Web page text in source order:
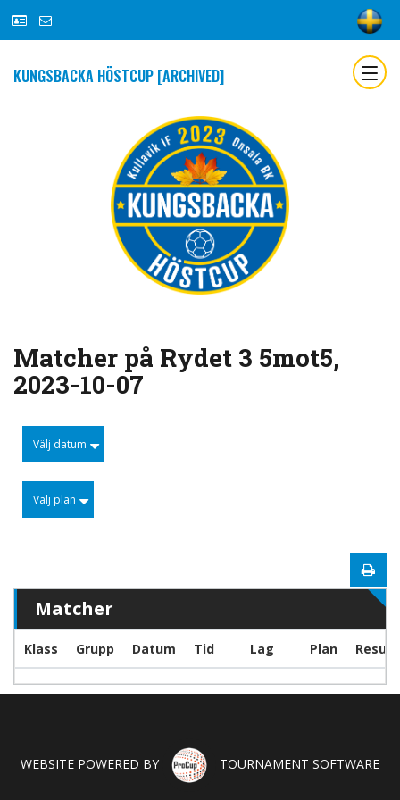
KUNGSBACKA HÖSTCUP [ARCHIVED]
Matcher på Rydet 3 5mot5,
2023-10-07
Välj datum
Välj plan
Matcher
Klass Grupp Datum Tid Lag Plan
WEBSITE POWERED BY TOURNAMENT SOFTWARE